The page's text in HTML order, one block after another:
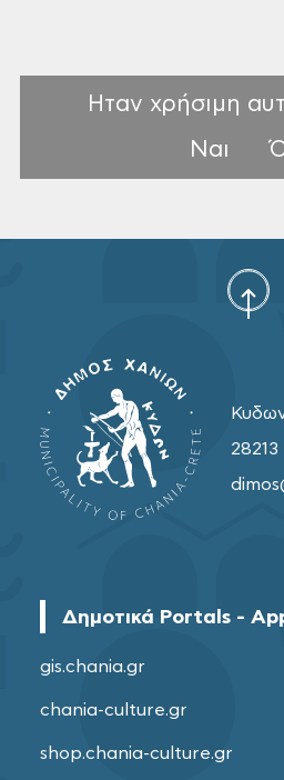
Ηταν χρήσιμη
Ναι
Δημοτικά Portals -
gis.chania.gr
chania-culture.gr
shop.chania-culture.gr